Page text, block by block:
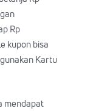
Rp
kupon bisa
Kartu
mendapat